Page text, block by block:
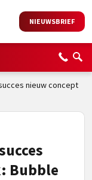
NIEUWSBRIEF
nieuw concept
Bubble